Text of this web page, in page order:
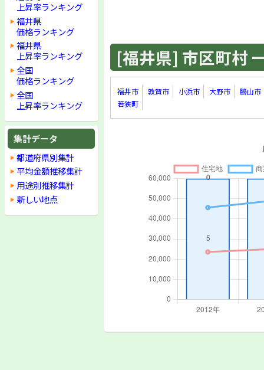
上昇率ランキング
福井県
価格ランキング
福井県
上昇率ランキング
全国
価格ランキング
全国
上昇率ランキング
集計データ
都道府県別集計
平均金額推移集計
用途別推移集計
新しい地点
[福井県] 市区町村
福井市 敦賀市 小浜市 大野市
勝山市
若狭町